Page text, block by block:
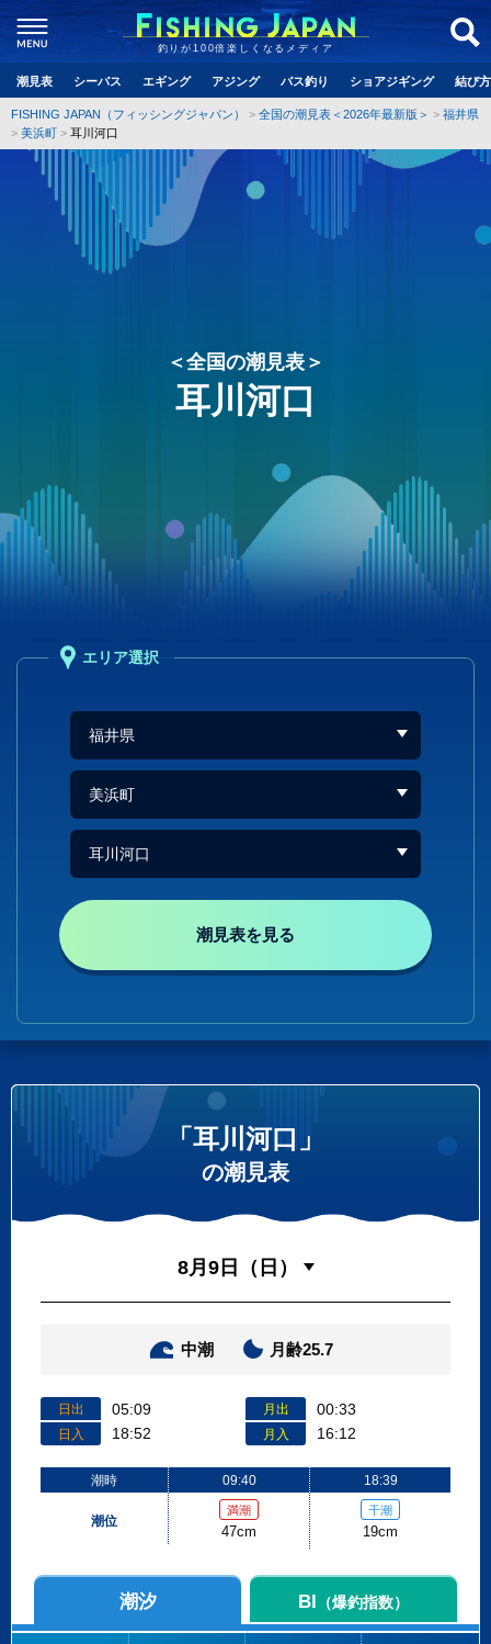
釣りが100倍楽しくなるメディア
潮見表 シーバス エギング アジング バス釣り ショアジギング 結び
FISHING JAPAN（フィッシングジャパン） 全国の潮見表＜2026年最新版＞
福井県
美浜町
耳川河口
＜全国の潮見表＞
耳川河口
エリア選択
潮見表を見る
「耳川河口」
の潮見表
中潮 月齢25.7
日出 05:09
日入 18:52
月出 00:33
月入 16:12
潮時
潮位
09:40
満潮
47cm
18:39
干潮
19cm
潮汐 BI （爆釣指数）